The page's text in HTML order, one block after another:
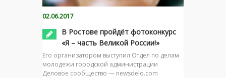
02.06.2017
В Ростове пройдёт фотоконкурс
«Я – часть Великой России!»
Его организатором выступил Отдел по делам
молодежи городской администрации
Деловое сообщество — newsdelo.com